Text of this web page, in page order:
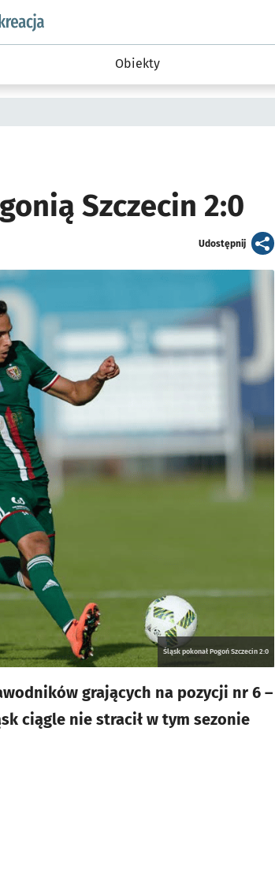
podserwis: Sport i rekreacja
Obiekty
Szczecin 2:0
Udostępnijartykuł
Śląsk pokonał Pogoń Szczecin 2:0
grających na pozycji nr 6 –
ciągle nie stracił w tym sezonie